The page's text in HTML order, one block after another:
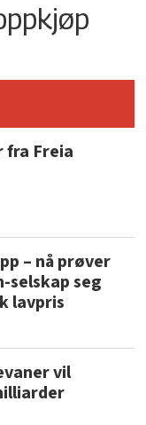
fra Freia
– nå prøver
selskap seg
lavpris
vil